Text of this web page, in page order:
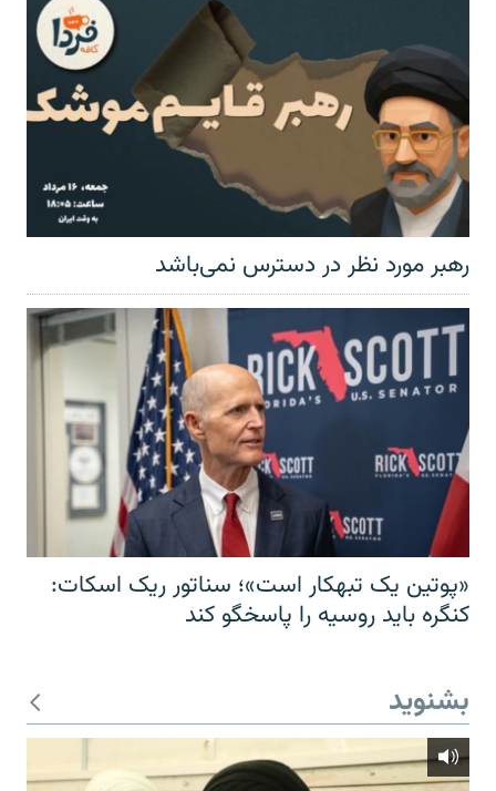
رهبر مورد نظر در دسترس نمی‌باشد
«پوتین یک تبهکار است»؛ سناتور ریک اسکات:
کنگره باید روسیه را پاسخگو کند
بشنوید